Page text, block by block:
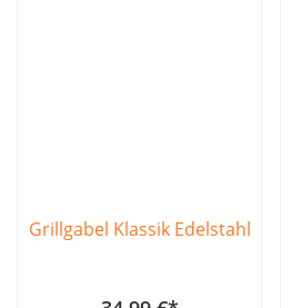
Grillgabel Klassik Edelstahl